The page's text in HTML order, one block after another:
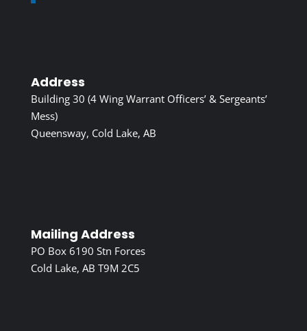
Address
Building 30 (4 Wing Warrant Officers’ & Sergeants’
Mess)
Queensway, Cold Lake, AB
Mailing Address
PO Box 6190 Stn Forces
Cold Lake, AB T9M 2C5